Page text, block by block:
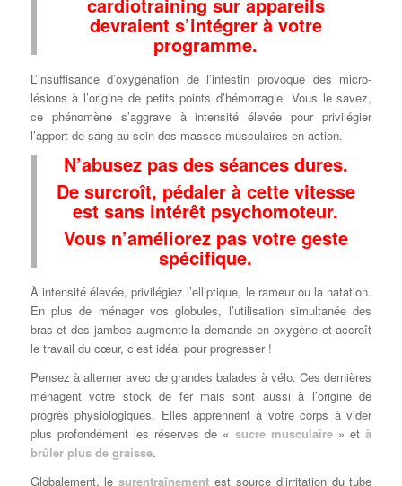
devraient s’intégrer à votre
programme.
L’insuffisance d’oxygénation de l’intestin provoque des micro-
lésions à l’origine de petits points d’hémorragie. Vous le savez,
ce phénomène s’aggrave à intensité élevée pour privilégier
l’apport de sang au sein des masses musculaires en action.
N’abusez pas des séances dures.
De surcroît, pédaler à cette vitesse
est sans intérêt psychomoteur.
Vous n’améliorez pas votre geste
spécifique.
À intensité élevée, privilégiez l’elliptique, le rameur ou la natation.
En plus de ménager vos globules, l’utilisation simultanée des
bras et des jambes augmente la demande en oxygène et accroît
le travail du cœur, c’est idéal pour progresser !
Pensez à alterner avec de grandes balades à vélo. Ces dernières
ménagent votre stock de fer mais sont aussi à l’origine de
progrès physiologiques. Elles apprennent à votre corps à vider
plus profondément les réserves de « sucre musculaire» età
brûler plus de graisse.
Globalement, lesurentraînement est source d’irritation du tube